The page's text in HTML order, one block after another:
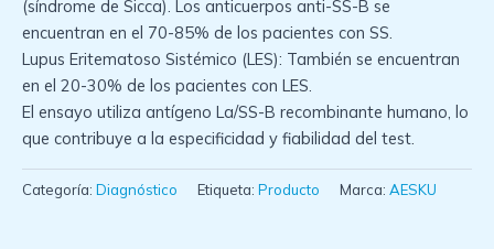
(síndrome de Sicca). Los anticuerpos anti-SS-B se
encuentran en el 70-85% de los pacientes con SS.
Lupus Eritematoso Sistémico (LES): También se encuentran
en el 20-30% de los pacientes con LES.
El ensayo utiliza antígeno La/SS-B recombinante humano, lo
que contribuye a la especificidad y fiabilidad del test.
Categoría: Diagnóstico Etiqueta: Producto Marca: AESKU